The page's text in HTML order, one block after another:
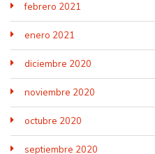
febrero 2021
enero 2021
diciembre 2020
noviembre 2020
octubre 2020
septiembre 2020